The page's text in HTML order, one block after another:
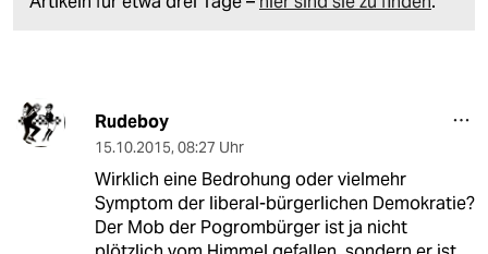
Rudeboy
15.10.2015, 08:27 Uhr
Wirklich eine Bedrohung oder vielmehr
Symptom der liberal-bürgerlichen Demokratie?
Der Mob der Pogrombürger ist ja nicht